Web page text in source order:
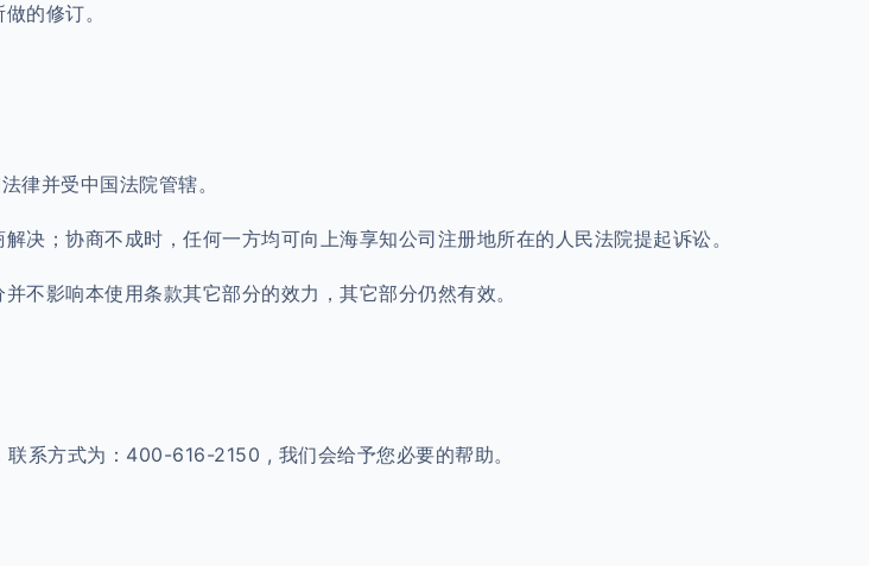
的修订。
律并受中国法院管辖。
决；协商不成时，任何一方均可向上海享知公司注册地所在的人民法院提起诉讼。
不影响本使用条款其它部分的效力，其它部分仍然有效。
系方式为：400-616-2150 , 我们会给予您必要的帮助。